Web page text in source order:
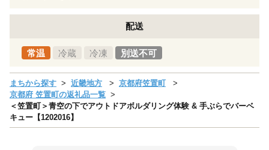
配送
常温 冷蔵 冷凍 別送不可
まちから探す 近畿地方
京都府笠置町
京都府 笠置町の返礼品一覧
＜笠置町＞青空の下でアウトドアボルダリング体験 & 手ぶらでバーベ
キュー【1202016】